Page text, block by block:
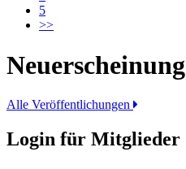
5
>>
Alle Veröffentlichungen
Login für Mitglieder